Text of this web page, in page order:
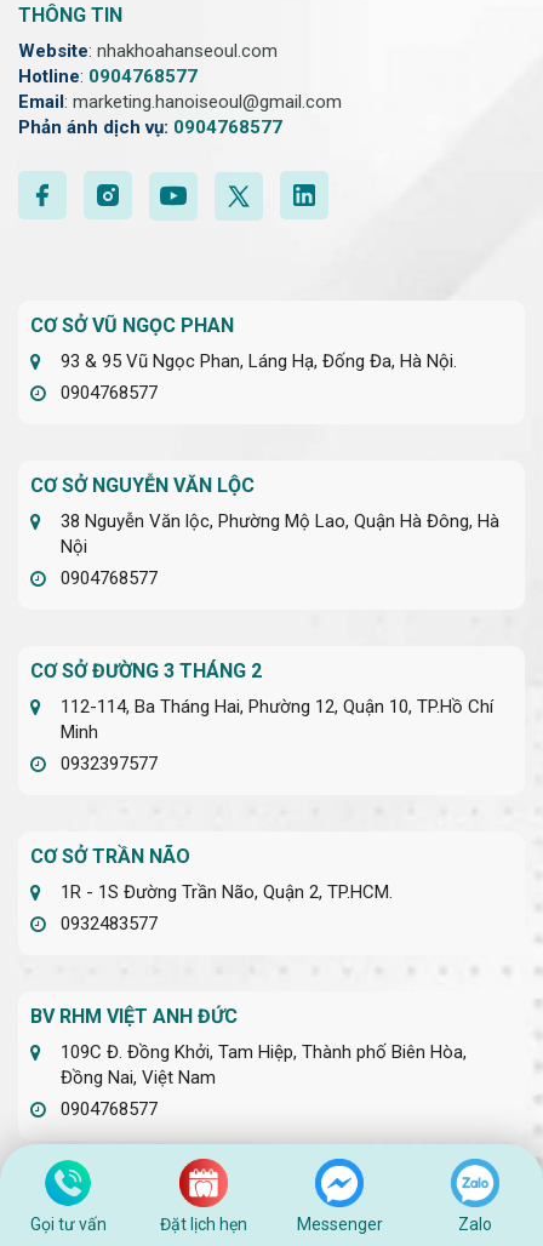
THÔNG TIN
Website: nhakhoahanseoul.com
Hotline: 0904768577
Email: marketing.hanoiseoul@gmail.com
Phản ánh dịch vụ: 0904768577
CƠ SỞ VŨ NGỌC PHAN
93 & 95 Vũ Ngọc Phan, Láng Hạ, Đống Đa, Hà Nội.
0904768577
CƠ SỞ NGUYỄN VĂN LỘC
38 Nguyễn Văn lộc, Phường Mộ Lao, Quận Hà Đông, Hà
Nội
0904768577
CƠ SỞ ĐƯỜNG 3 THÁNG 2
112-114, Ba Tháng Hai, Phường 12, Quận 10, TP.Hồ Chí
Minh
0932397577
CƠ SỞ TRẦN NÃO
1R - 1S Đường Trần Não, Quận 2, TP.HCM.
0932483577
BV RHM VIỆT ANH ĐỨC
109C Đ. Đồng Khởi, Tam Hiệp, Thành phố Biên Hòa,
Đồng Nai, Việt Nam
0904768577
CƠ SỞ HỒNG TIẾN
69 Hồng Tiến, Bồ Đề, Long Biên, Hà Nội
Gọi tư vấn Đặt lịch hẹn Messenger Zalo